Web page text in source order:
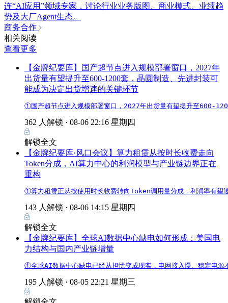
连“AI应用”领域专家，讨论行业业务版图、商业模式、业绩趋
势及大厂Agent生态。
商务合作
相关阅读
查看更多
【金牌纪要库】国产超节点进入规模部署窗口，2027年
出货量有望提升至600-1200套，晶圆制造、先进封装可
能成为决定出货增速的关键环节
①国产超节点进入规模部署窗口，2027年出货量有望提升至600-
362 人解锁 · 08-06 22:16 星期四
解锁全文
【金牌纪要库·风口会议】算力租赁从按时长收费走向
Token分成，AI算力中心的利润模型与产业链边界正在
重构
①算力租赁正从按使用时长收费转向Token调用量分成，利润率有望
143 人解锁 · 08-06 14:15 星期四
解锁全文
【金牌纪要库】全球AI数据中心缺电如何形成：美国电
力结构与国内产业链增量
①全球AI数据中心缺电已经从担忧变成现实，电网接入慢、稳定电源
195 人解锁 · 08-05 22:21 星期三